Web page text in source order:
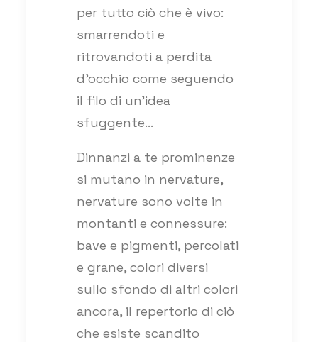
per tutto ciò che è vivo:
smarrendoti e
ritrovandoti a perdita
d’occhio come seguendo
il filo di un’idea
sfuggente…
Dinnanzi a te prominenze
si mutano in nervature,
nervature sono volte in
montanti e connessure:
bave e pigmenti, percolati
e grane, colori diversi
sullo sfondo di altri colori
ancora, il repertorio di ciò
che esiste scandito